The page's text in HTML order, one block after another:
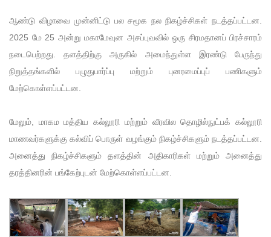
ஆண்டு விழாவை முன்னிட்டு பல சமூக நல நிகழ்ச்சிகள் நடத்தப்பட்டன.
2025 மே 25 அன்று மகாமேவுன அசப்புவவில் ஒரு சிரமதானப் பிரச்சாரம்
நடைபெற்றது. தளத்திற்கு அருகில் அமைந்துள்ள இரண்டு பேருந்து
நிறுத்தங்களில் பழுதுபார்ப்பு மற்றும் புனரமைப்புப் பணிகளும்
மேற்கொள்ளப்பட்டன.
மேலும், மாகம மத்திய கல்லூரி மற்றும் வீரவில தொழில்நுட்பக் கல்லூரி
மாணவர்களுக்கு கல்விப் பொருள் வழங்கும் நிகழ்ச்சிகளும் நடத்தப்பட்டன.
அனைத்து நிகழ்ச்சிகளும் தளத்தின் அதிகாரிகள் மற்றும் அனைத்து
தரத்தினரின் பங்கேற்புடன் மேற்கொள்ளப்பட்டன.